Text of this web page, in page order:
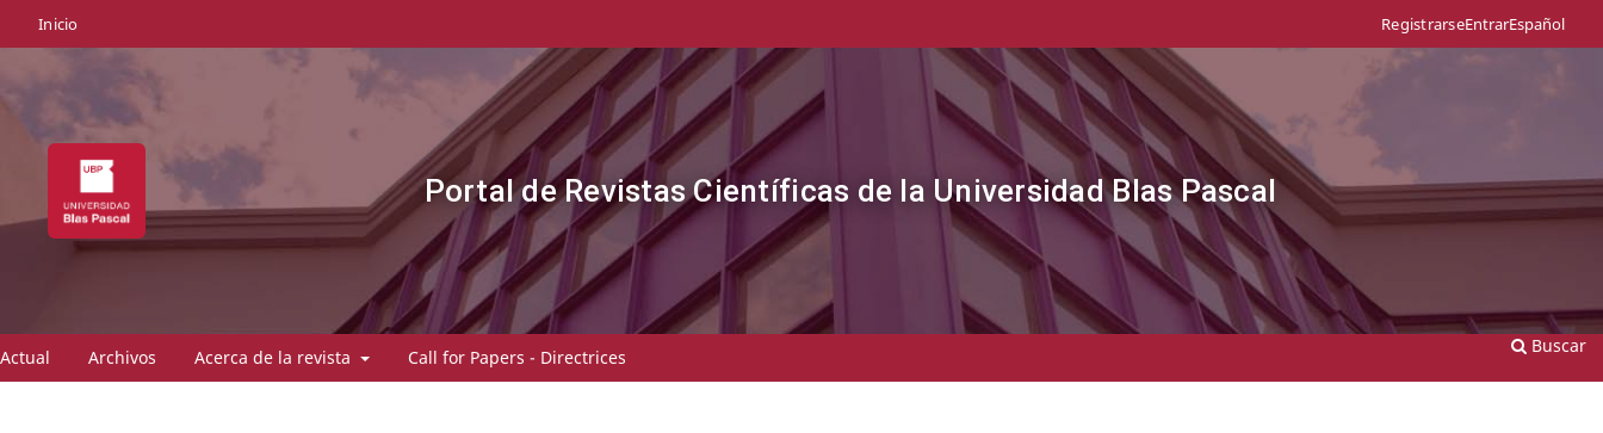
Inicio RegistrarseEntrarEspañol
Portal de Revistas Científicas de la Universidad Blas Pascal
Actual Archivos Acerca de la revista Call for Papers - Directrices
Buscar